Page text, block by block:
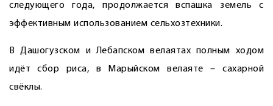
следующего года, продолжается вспашка земель с
эффективным использованием сельхозтехники.
В Дашогузском и Лебапском велаятах полным ходом
идёт сбор риса, в Марыйском велаяте – сахарной
свёклы.